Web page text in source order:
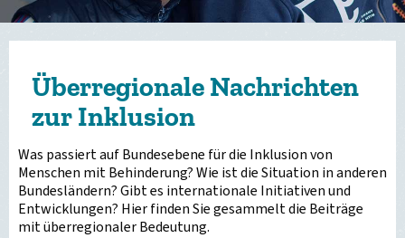
Überregionale Nachrichten
zur Inklusion
Was passiert auf Bundesebene für die Inklusion von
Menschen mit Behinderung? Wie ist die Situation in anderen
Bundesländern? Gibt es internationale Initiativen und
Entwicklungen? Hier finden Sie gesammelt die Beiträge
mit überregionaler Bedeutung.